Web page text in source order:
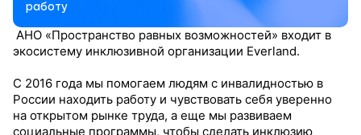
работу
АНО «Пространство равных возможностей» входит в
экосистему инклюзивной организации Everland.
С 2016 года мы помогаем людям с инвалидностью в
России находить работу и чувствовать себя уверенно
на открытом рынке труда, а еще мы развиваем
социальные программы, чтобы сделать инклюзию